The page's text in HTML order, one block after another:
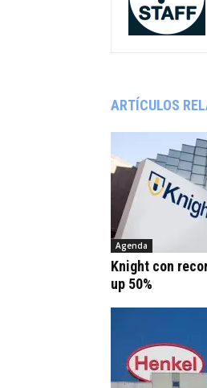
ARTÍCULOS
Agenda
Knight con
up 50%